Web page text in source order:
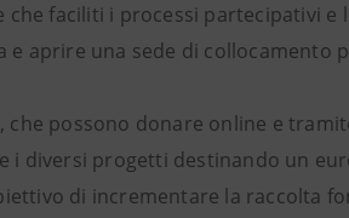
faciliti i processi partecipativi e
e aprire una sede di collocamento
possono donare online e
i diversi progetti destinando un
di incrementare la raccolta